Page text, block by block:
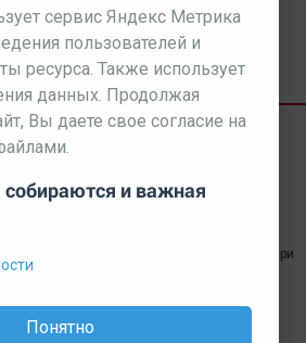
Реклама
содержать контент,
с мнением отдельных авторов.При
ссылка обязательна.
сервис Яндекс Метрика
пользователей и
ресурса. Также использует
данных. Продолжая
Вы даете свое согласие на
и важная
Понятно